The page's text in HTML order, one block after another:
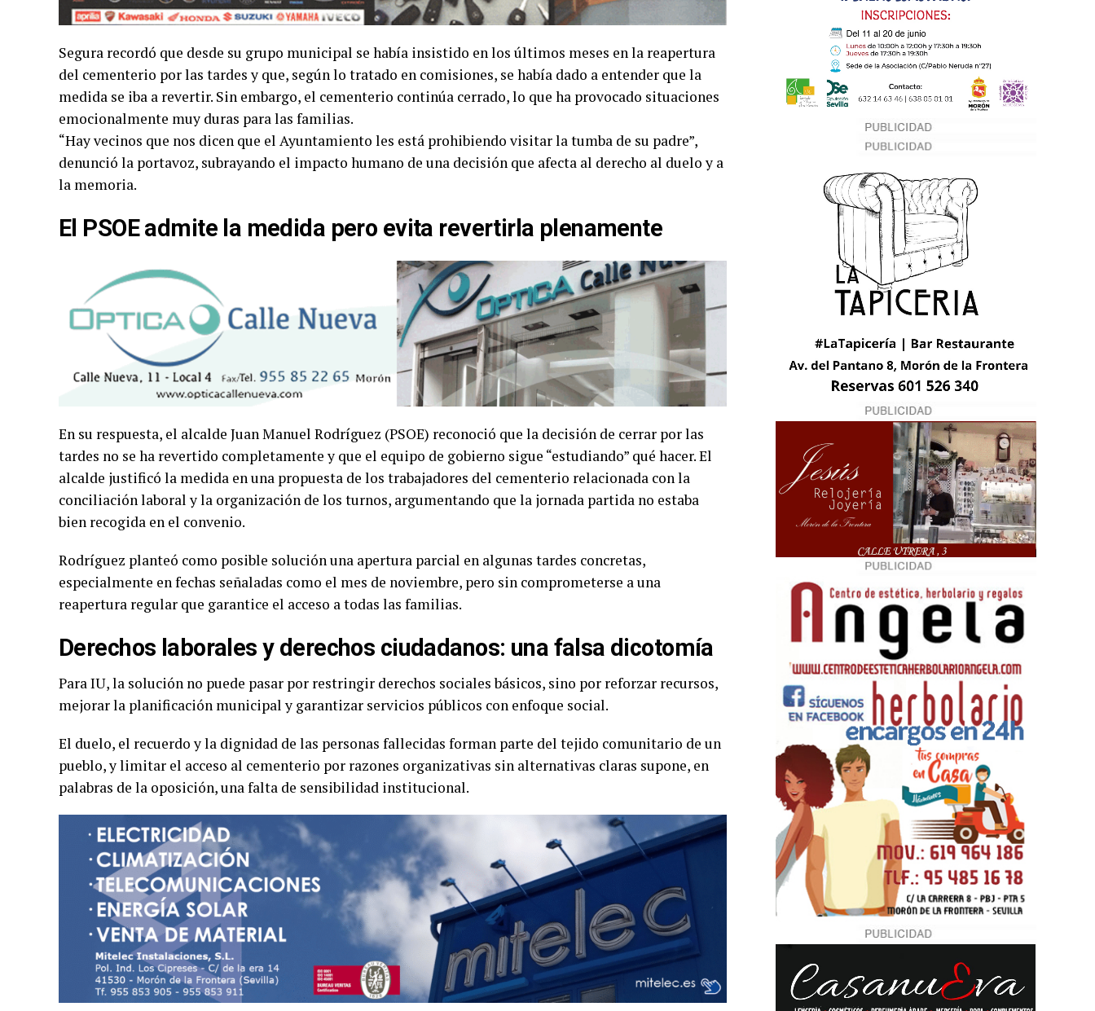
Segura recordó que desde su grupo municipal se había insistido en los últimos meses en la reapertura
del cementerio por las tardes y que, según lo tratado en comisiones, se había dado a entender que la
medida se iba a revertir. Sin embargo, el cementerio continúa cerrado, lo que ha provocado situaciones
emocionalmente muy duras para las familias.
“Hay vecinos que nos dicen que el Ayuntamiento les está prohibiendo visitar la tumba de su padre”,
denunció la portavoz, subrayando el impacto humano de una decisión que afecta al derecho al duelo y a
la memoria.
El PSOE admite la medida pero evita revertirla plenamente
En su respuesta, el alcalde Juan Manuel Rodríguez (PSOE) reconoció que la decisión de cerrar por las
tardes no se ha revertido completamente y que el equipo de gobierno sigue “estudiando” qué hacer. El
alcalde justificó la medida en una propuesta de los trabajadores del cementerio relacionada con la
conciliación laboral y la organización de los turnos, argumentando que la jornada partida no estaba
bien recogida en el convenio.
Rodríguez planteó como posible solución una apertura parcial en algunas tardes concretas,
especialmente en fechas señaladas como el mes de noviembre, pero sin comprometerse a una
reapertura regular que garantice el acceso a todas las familias.
Derechos laborales y derechos ciudadanos: una falsa dicotomía
Para IU, la solución no puede pasar por restringir derechos sociales básicos, sino por reforzar recursos,
mejorar la planificación municipal y garantizar servicios públicos con enfoque social.
El duelo, el recuerdo y la dignidad de las personas fallecidas forman parte del tejido comunitario de un
pueblo, y limitar el acceso al cementerio por razones organizativas sin alternativas claras supone, en
palabras de la oposición, una falta de sensibilidad institucional.